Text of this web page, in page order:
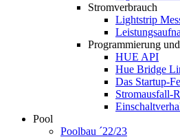
Stromverbrauch
Lightstrip
Programmierung
HUE API
Hue Bridge
Das Startup-
Stromausfall-
Pool
Poolbau ´22/23